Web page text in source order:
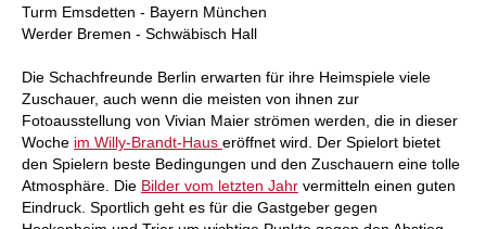
Turm Emsdetten - Bayern München
Werder Bremen - Schwäbisch Hall
Die Schachfreunde Berlin erwarten für ihre Heimspiele viele
Zuschauer, auch wenn die meisten von ihnen zur
Fotoausstellung von Vivian Maier strömen werden, die in dieser
Woche im Willy-Brandt-Haus eröffnet wird. Der Spielort bietet
den Spielern beste Bedingungen und den Zuschauern eine tolle
Atmosphäre. Die Bilder vom letzten Jahr vermitteln einen guten
Eindruck. Sportlich geht es für die Gastgeber gegen